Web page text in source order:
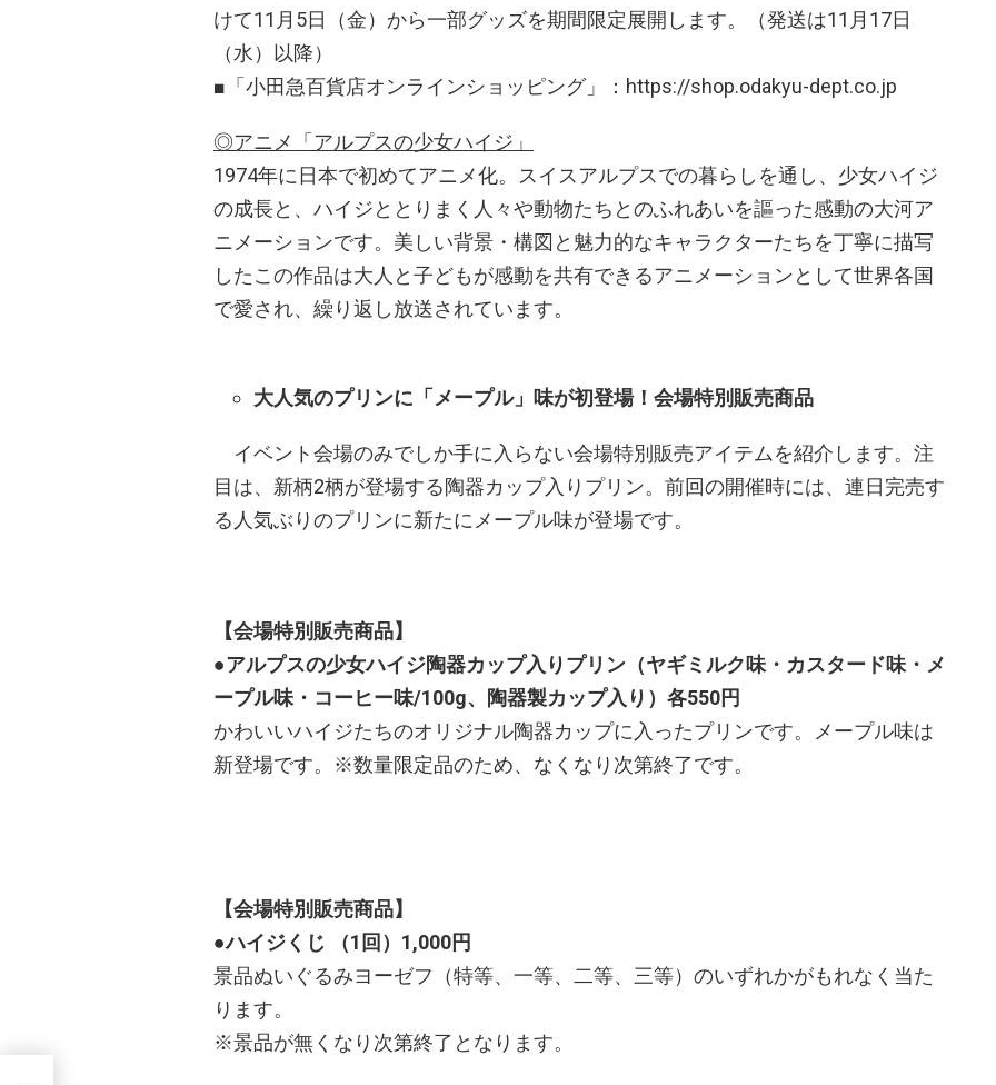
けて11月5日（金）から一部グッズを期間限定展開します。（発送は11月17日
（水）以降）
■「小田急百貨店オンラインショッピング」：https://shop.odakyu-dept.co.jp
◎アニメ「アルプスの少女ハイジ」
1974年に日本で初めてアニメ化。スイスアルプスでの暮らしを通し、少女ハイジ
の成長と、ハイジととりまく人々や動物たちとのふれあいを謳った感動の大河ア
ニメーションです。美しい背景・構図と魅力的なキャラクターたちを丁寧に描写
したこの作品は大人と子どもが感動を共有できるアニメーションとして世界各国
で愛され、繰り返し放送されています。
大人気のプリンに「メープル」味が初登場！会場特別販売商品
イベント会場のみでしか手に入らない会場特別販売アイテムを紹介します。注
目は、新柄2柄が登場する陶器カップ入りプリン。前回の開催時には、連日完売す
る人気ぶりのプリンに新たにメープル味が登場です。
【会場特別販売商品】
●アルプスの少女ハイジ陶器カップ入りプリン（ヤギミルク味・カスタード味・メ
ープル味・コーヒー味/100g、陶器製カップ入り）各550円
かわいいハイジたちのオリジナル陶器カップに入ったプリンです。メープル味は
新登場です。※数量限定品のため、なくなり次第終了です。
【会場特別販売商品】
●ハイジくじ （1回）1,000円
景品ぬいぐるみヨーゼフ（特等、一等、二等、三等）のいずれかがもれなく当た
ります。
※景品が無くなり次第終了となります。